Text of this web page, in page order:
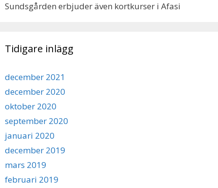
Sundsgården erbjuder även kortkurser i Afasi
Tidigare inlägg
december 2021
december 2020
oktober 2020
september 2020
januari 2020
december 2019
mars 2019
februari 2019